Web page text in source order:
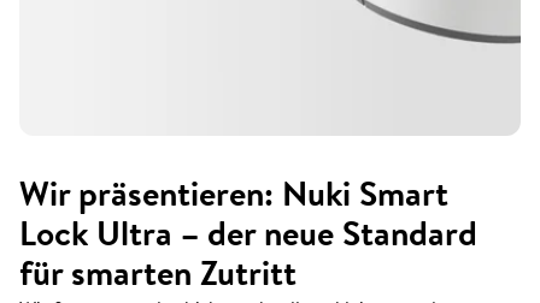
Wir präsentieren: Nuki Smart
Lock Ultra – der neue Standard
für smarten Zutritt